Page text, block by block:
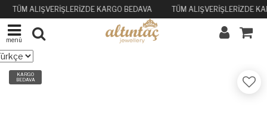
TÜM ALIŞVERİŞLERİZDE KARGO BEDAVA TÜM ALIŞVERİŞLERİZDE
menü
KARGO
BEDAVA